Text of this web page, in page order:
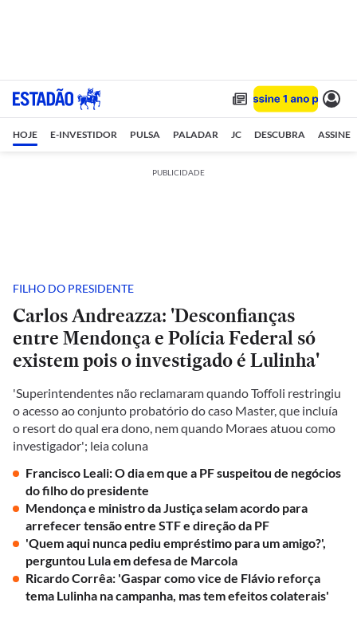
HOJE E-INVESTIDOR PULSA PALADAR JC DESCUBRA ASSINE
PUBLICIDADE
FILHO DO PRESIDENTE
Carlos Andreazza: 'Desconfianças
entre Mendonça e Polícia Federal só
existem pois o investigado é Lulinha'
'Superintendentes não reclamaram quando Toffoli restringiu
o acesso ao conjunto probatório do caso Master, que incluía
o resort do qual era dono, nem quando Moraes atuou como
investigador'; leia coluna
Francisco Leali: O dia em que a PF suspeitou de negócios
do filho do presidente
Mendonça e ministro da Justiça selam acordo para
arrefecer tensão entre STF e direção da PF
'Quem aqui nunca pediu empréstimo para um amigo?',
perguntou Lula em defesa de Marcola
Ricardo Corrêa: 'Gaspar como vice de Flávio reforça
tema Lulinha na campanha, mas tem efeitos colaterais'